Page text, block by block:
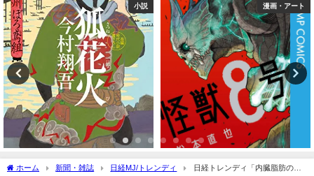
漫画・アート 小説
ホーム 新聞・雑誌 日経MJ/トレンディ
日経トレンディ「内臓脂肪の落